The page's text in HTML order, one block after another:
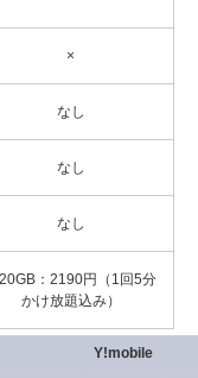
×
なし
なし
なし
：2190円（1回5分
かけ放題込み）
Y!mobile